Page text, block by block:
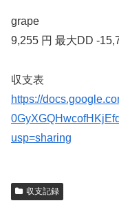
grape
9,255 円 最大DD -
収支表
https://
usp=sharing
収支記録